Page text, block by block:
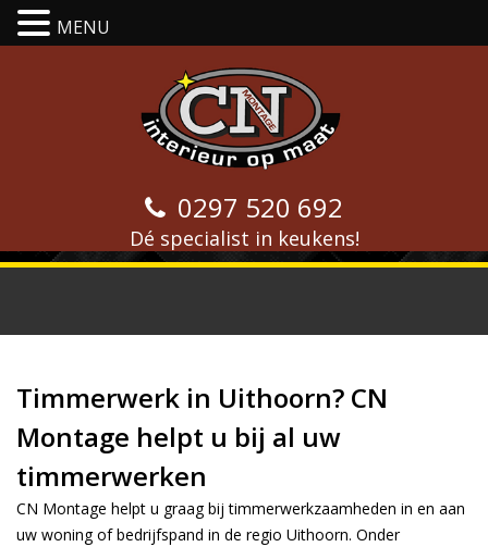
0297 520 692
Dé specialist in keukens!
Timmerwerk in Uithoorn? CN
Montage helpt u bij al uw
timmerwerken
CN Montage helpt u graag bij timmerwerkzaamheden in en aan
uw woning of bedrijfspand in de regio Uithoorn. Onder
MENU